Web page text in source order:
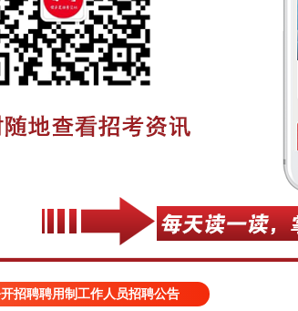
招聘聘用制工作人员招聘公告